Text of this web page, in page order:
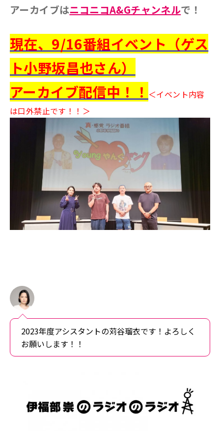
アーカイブはニコニコA&Gチャンネルで！
現在、9/16番組イベント（ゲス
ト小野坂昌也さん）
アーカイブ配信中！！ ＜イベント内容
は口外禁止です！！＞
2023年度アシスタントの苅谷瑠衣です！よろしく
お願いします！！